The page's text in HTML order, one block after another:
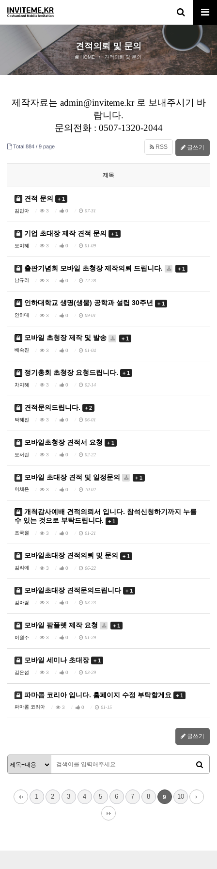
견적의뢰 및 문의
HOME 견적의뢰 및 문의
제작자료는 admin@inviteme.kr 로 보내주시기 바
랍니다.
문의전화 : 0507-1320-2044
Total 884 / 9 page RSS 글쓰기
제목
견적 문의 + 1
김민아 3 0 07-31
기업 초대장 제작 견적 문의 + 1
오미혜 3 0 01-09
출판기념회 모바일 초청장 제작의뢰 드립니다. + 1
남규리 3 0 12-28
인하대학교 생명(생물) 공학과 설립 30주년 + 1
인하대 3 0 09-01
모바일 초청장 제작 및 발송 + 1
배숙진 3 0 01-04
정기총회 초청장 요청드립니다. + 1
차지해 3 0 02-14
견적문의드립니다. + 2
박혜진 3 0 06-01
모바일초청장 견적서 요청 + 1
오서린 3 0 02-22
모바일 초대장 견적 및 일정문의 + 1
이채은 3 0 10-02
개척감사예배 견적의뢰서 입니다. 참석신청하기까지 누를
수 있는 것으로 부탁드립니다.
+ 1
조국원 3 0 01-21
모바일초대장 견적의뢰 및 문의 + 1
김리예 3 0 06-22
모바일초대장 견적문의드립니다 + 1
김아람 3 0 03-23
모바일 팜플렛 제작 요청 + 1
이원주 3 0 01-29
모바일 세미나 초대장 + 1
김은섭 3 0 03-29
파마콤 코리아 입니다. 홈페이지 수정 부탁할게요 + 1
파마콤 코리아 3 0 01-15
글쓰기
1 2 3 4 5 6 7 8 9 10